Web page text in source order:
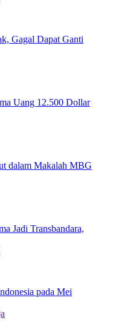
Gagal Dapat Ganti
Uang 12.500 Dollar
dalam Makalah MBG
Jadi Transbandara,
pada Mei